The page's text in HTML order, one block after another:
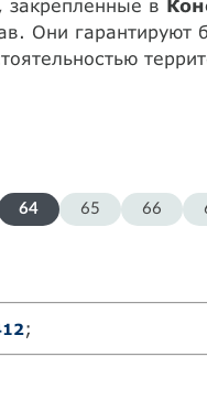
закрепленные в
Они гарантируют
64 65 66
;